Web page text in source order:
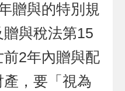
贈與的特別規
與稅法第15
2年內贈與配
，要「視為